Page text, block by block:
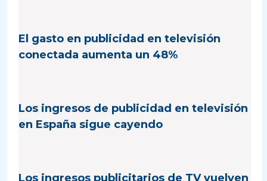
El gasto en publicidad en televisión
conectada aumenta un 48%
Los ingresos de publicidad en televisión
en España sigue cayendo
Los ingresos publicitarios de TV vuelven